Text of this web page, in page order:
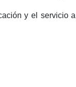
y el servicio